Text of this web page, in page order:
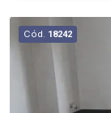
Savegnago.
Cód. 18242